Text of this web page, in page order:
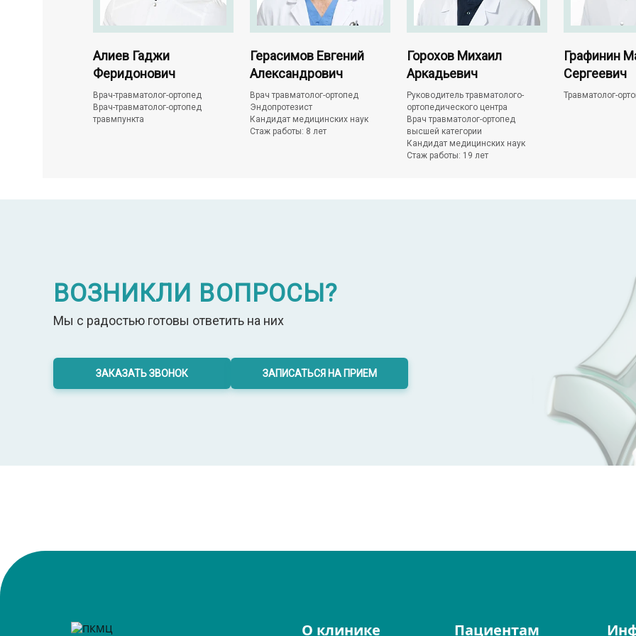
Алиев Гаджи
Феридонович
Врач-травматолог-ортопед
Врач-травматолог-ортопед
травмпункта
Герасимов Евгений
Александрович
Врач травматолог-ортопед
Эндопротезист
Кандидат медицинских наук
Стаж работы: 8 лет
Горохов Михаил
Аркадьевич
Руководитель травматолого-
ортопедического центра
Врач травматолог-ортопед
высшей категории
Кандидат медицинских наук
Стаж работы: 19 лет
Графинин
Сергеевич
Травматолог-
ВОЗНИКЛИ ВОПРОСЫ?
Мы с радостью готовы ответить на них
ЗАКАЗАТЬ ЗВОНОК ЗАПИСАТЬСЯ НА ПРИЕМ
О клинике Пациентам